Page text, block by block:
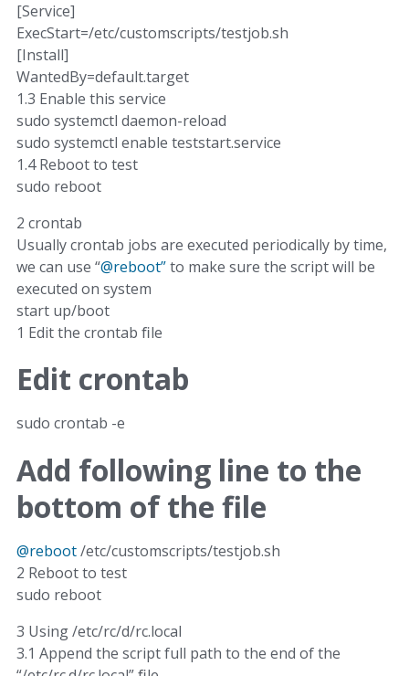
[Service]
ExecStart=/etc/customscripts/testjob.sh
[Install]
WantedBy=default.target
1.3 Enable this service
sudo systemctl daemon-reload
sudo systemctl enable teststart.service
1.4 Reboot to test
sudo reboot
2 crontab
Usually crontab jobs are executed periodically by time,
we can use “@reboot”to make sure the script will be
executed on system
start up/boot
1 Edit the crontab ﬁle
Edit crontab
sudo crontab -e
Add following line to the
bottom of the file
@reboot/etc/customscripts/testjob.sh
2 Reboot to test
sudo reboot
3 Using /etc/rc/d/rc.local
3.1 Append the script full path to the end of the